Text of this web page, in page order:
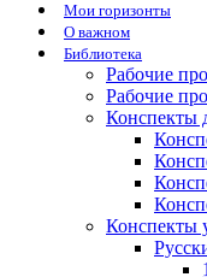
Мои горизонты
О важном
Библиотека
Рабочие
Рабочие
Конспекты
Конспекты